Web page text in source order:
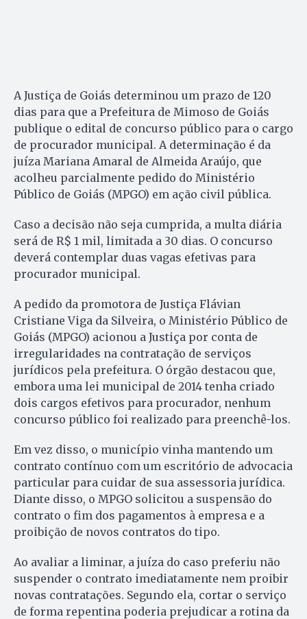
A Justiça de Goiás determinou um prazo de 120
dias para que a Prefeitura de Mimoso de Goiás
publique o edital de concurso público para o cargo
de procurador municipal. A determinação é da
juíza Mariana Amaral de Almeida Araújo, que
acolheu parcialmente pedido do Ministério
Público de Goiás (MPGO) em ação civil pública.
Caso a decisão não seja cumprida, a multa diária
será de R$ 1 mil, limitada a 30 dias. O concurso
deverá contemplar duas vagas efetivas para
procurador municipal.
A pedido da promotora de Justiça Flávian
Cristiane Viga da Silveira, o Ministério Público de
Goiás (MPGO) acionou a Justiça por conta de
irregularidades na contratação de serviços
jurídicos pela prefeitura. O órgão destacou que,
embora uma lei municipal de 2014 tenha criado
dois cargos efetivos para procurador, nenhum
concurso público foi realizado para preenchê-los.
Em vez disso, o município vinha mantendo um
contrato contínuo com um escritório de advocacia
particular para cuidar de sua assessoria jurídica.
Diante disso, o MPGO solicitou a suspensão do
contrato o fim dos pagamentos à empresa e a
proibição de novos contratos do tipo.
Ao avaliar a liminar, a juíza do caso preferiu não
suspender o contrato imediatamente nem proibir
novas contratações. Segundo ela, cortar o serviço
de forma repentina poderia prejudicar a rotina da